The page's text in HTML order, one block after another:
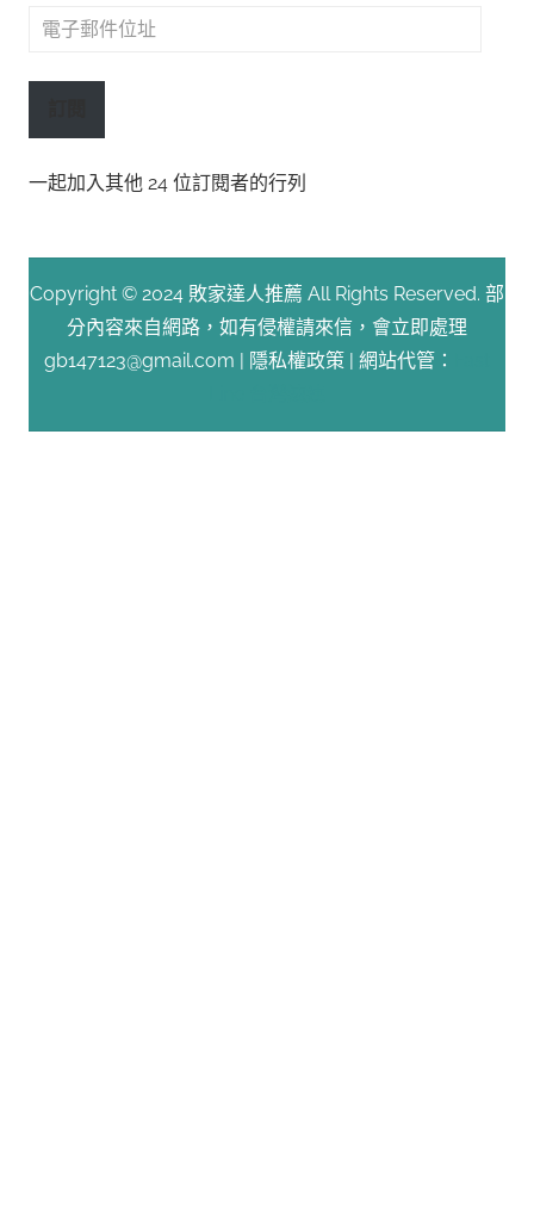
電
郵
址
一起加入其他 24 位訂閱者的行列
Copyright © 2024 敗家達人推薦 All Rights Reserved. 部
分內容來自網路，如有侵權請來信，會立即處理
gb147123@gmail.com | 隱私權政策 | 網站代管：